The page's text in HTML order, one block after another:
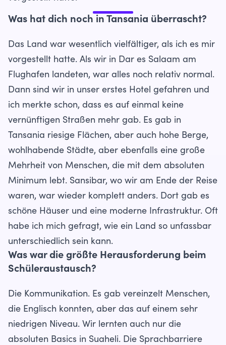
Was hat dich noch in Tansania überrascht?
Das Land war wesentlich vielfältiger, als ich es mir
vorgestellt hatte. Als wir in Dar es Salaam am
Flughafen landeten, war alles noch relativ normal.
Dann sind wir in unser erstes Hotel gefahren und
ich merkte schon, dass es auf einmal keine
vernünftigen Straßen mehr gab. Es gab in
Tansania riesige Flächen, aber auch hohe Berge,
wohlhabende Städte, aber ebenfalls eine große
Mehrheit von Menschen, die mit dem absoluten
Minimum lebt. Sansibar, wo wir am Ende der Reise
waren, war wieder komplett anders. Dort gab es
schöne Häuser und eine moderne Infrastruktur. Oft
habe ich mich gefragt, wie ein Land so unfassbar
unterschiedlich sein kann.
Was war die größte Herausforderung beim
Schüleraustausch?
Die Kommunikation. Es gab vereinzelt Menschen,
die Englisch konnten, aber das auf einem sehr
niedrigen Niveau. Wir lernten auch nur die
absoluten Basics in Suaheli. Die Sprachbarriere